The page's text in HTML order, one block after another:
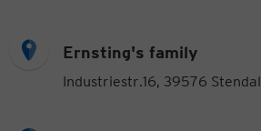
Ernsting's family
Industriestr.16, 39576 Stendal